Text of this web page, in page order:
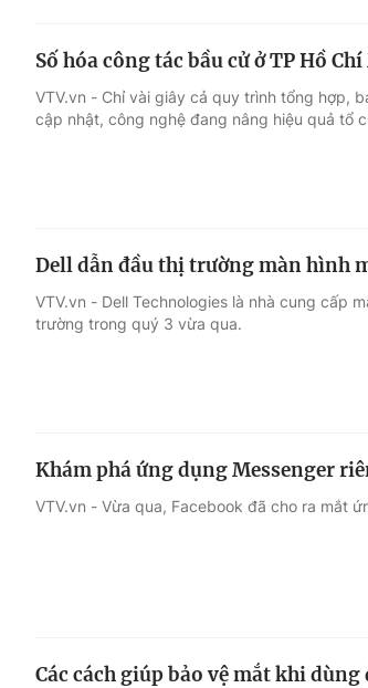
Số hóa công tác bầu cử ở TP Hồ
VTV.vn - Chỉ vài giây cả quy trình tổng hợp,
cập nhật, công nghệ đang nâng hiệu quả tổ
Dell dẫn đầu thị trường màn hình
VTV.vn - Dell Technologies là nhà cung cấp
trường trong quý 3 vừa qua.
Khám phá ứng dụng Messenger
VTV.vn - Vừa qua, Facebook đã cho ra mắt
Các cách giúp bảo vệ mắt khi